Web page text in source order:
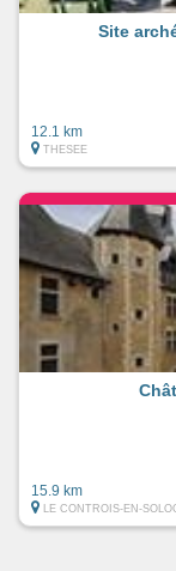
Site
12.1 km
THESEE
15.9 km
LE CONTROIS-EN-